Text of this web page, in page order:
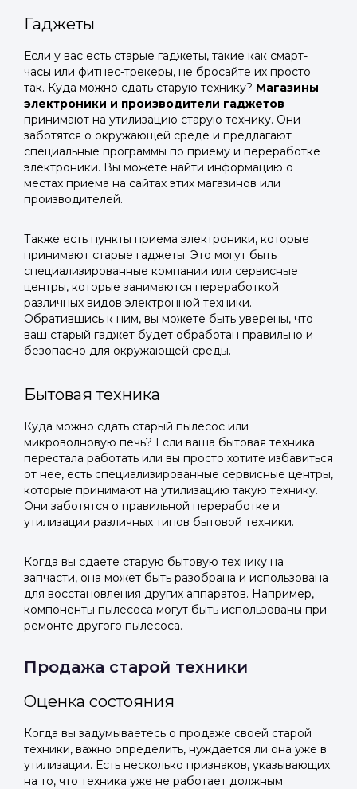
Гаджеты
Если у вас есть старые гаджеты, такие как смарт-
часы или фитнес-трекеры, не бросайте их просто
так. Куда можно сдать старую технику? Магазины
электроники и производители гаджетов
принимают на утилизацию старую технику. Они
заботятся о окружающей среде и предлагают
специальные программы по приему и переработке
электроники. Вы можете найти информацию о
местах приема на сайтах этих магазинов или
производителей.
Также есть пункты приема электроники, которые
принимают старые гаджеты. Это могут быть
специализированные компании или сервисные
центры, которые занимаются переработкой
различных видов электронной техники.
Обратившись к ним, вы можете быть уверены, что
ваш старый гаджет будет обработан правильно и
безопасно для окружающей среды.
Бытовая техника
Куда можно сдать старый пылесос или
микроволновую печь? Если ваша бытовая техника
перестала работать или вы просто хотите избавиться
от нее, есть специализированные сервисные центры,
которые принимают на утилизацию такую технику.
Они заботятся о правильной переработке и
утилизации различных типов бытовой техники.
Когда вы сдаете старую бытовую технику на
запчасти, она может быть разобрана и использована
для восстановления других аппаратов. Например,
компоненты пылесоса могут быть использованы при
ремонте другого пылесоса.
Продажа старой техники
Оценка состояния
Когда вы задумываетесь о продаже своей старой
техники, важно определить, нуждается ли она уже в
утилизации. Есть несколько признаков, указывающих
на то, что техника уже не работает должным